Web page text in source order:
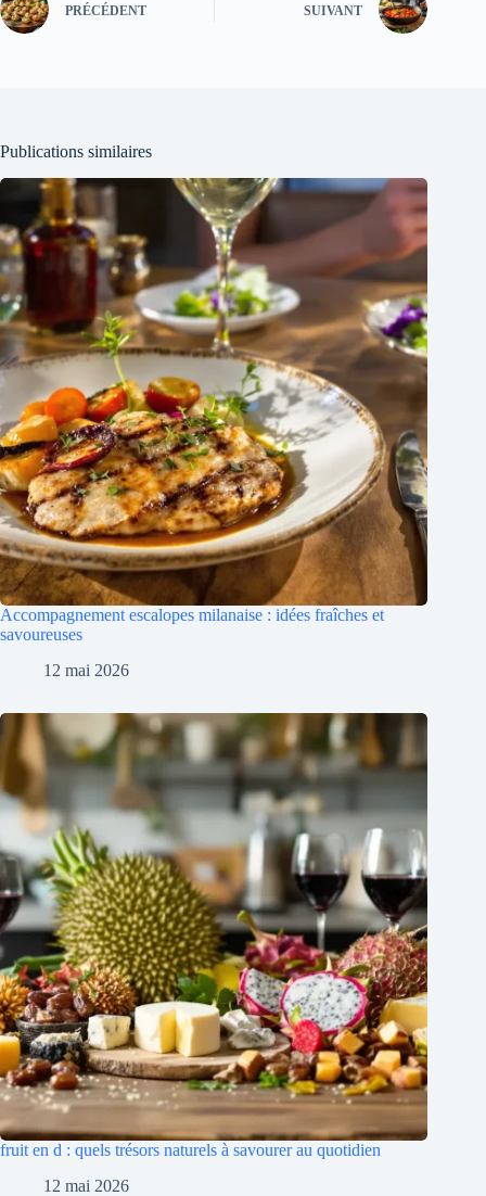
PRÉCÉDENT SUIVANT
Publications similaires
Accompagnement escalopes milanaise : idées fraîches et
savoureuses
12 mai 2026
fruit en d : quels trésors naturels à savourer au quotidien
12 mai 2026